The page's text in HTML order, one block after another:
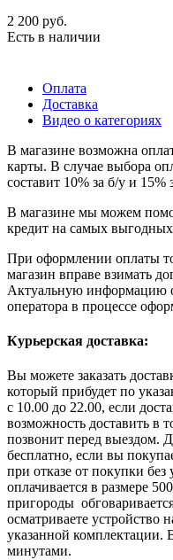
2 200 руб.
Есть в наличии
Оплата
Доставка
Видео о категориях
В магазине возможна
карты. В случае выбора
составит 10% за б/у и 15%
В магазине мы можем
кредит на самых
При оформлении оплаты
магазин вправе взимать
Актуальную информацию
оператора в процессе
Курьерская доставка:
Вы можете заказать
который прибудет по
с 10.00 до 22.00, если
возможность доставить в
позвонит перед выездом.
бесплатно, если вы
при отказе от покупки
оплачивается в размере
пригороды
осматриваете устройство
указанной комплектации.
минутами.